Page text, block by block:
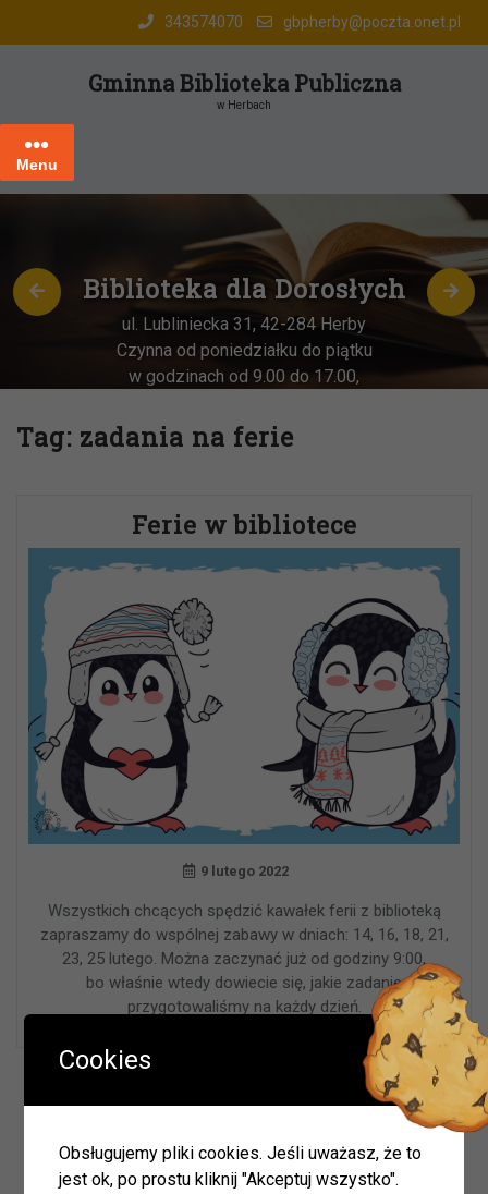
343574070 gbpherby@poczta.onet.pl
Gminna Biblioteka Publiczna
w Herbach
Menu
Biblioteka dla Dorosłych
ul. Lubliniecka 31, 42-284 Herby
Czynna od poniedziałku do piątku
w godzinach od 9.00 do 17.00,
w godz. 9:00-13:00
Tag: zadania na ferie
Ferie w bibliotece
9 lutego 2022
Wszystkich chcących spędzić kawałek ferii z biblioteką
zapraszamy do wspólnej zabawy w dniach: 14, 16, 18, 21,
23, 25 lutego. Można zaczynać już od godziny 9:00,
bo właśnie wtedy dowiecie się, jakie zadanie
przygotowaliśmy na każdy dzień.
Cookies
Obsługujemy pliki cookies. Jeśli uważasz, że to
jest ok, po prostu kliknij "Akceptuj wszystko".